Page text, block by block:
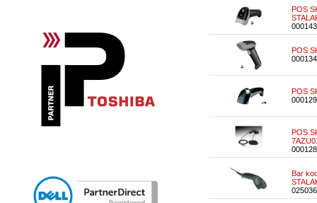
POS
POS
POS
POS
Bar